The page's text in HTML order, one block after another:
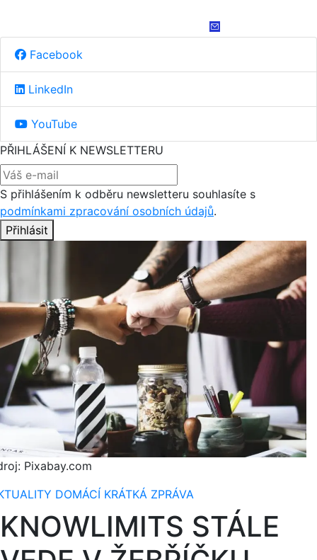
Facebook
LinkedIn
YouTube
PŘIHLÁŠENÍ K NEWSLETTERU
S přihlášením k odběru newsletteru souhlasíte s
podmínkami zpracování osobních údajů.
Přihlásit
Pixabay.com
DOMÁCÍ KRÁTKÁ ZPRÁVA
KNOWLIMITS STÁLE